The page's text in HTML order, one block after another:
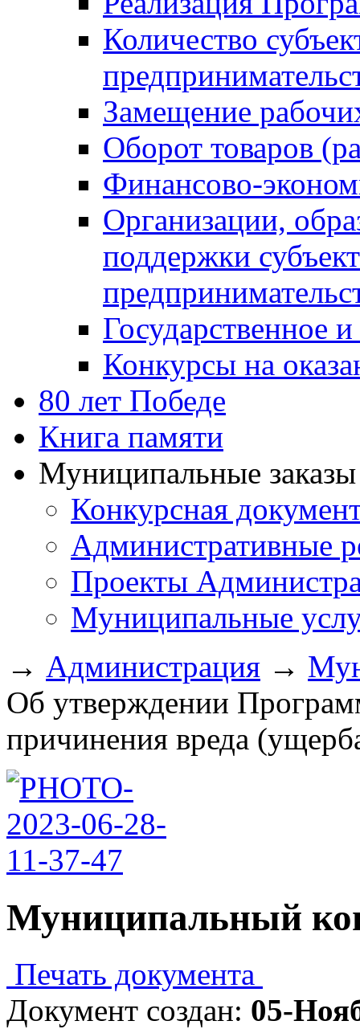
Количество
Замещение
Оборот товаров
Финансово-
Организации,
поддержки
Государственное
Конкурсы на
80 лет Победе
Книга памяти
Муниципальные
Конкурсная
Административные
Проекты
Муниципальные
→ Администрация →
Об утверждении
причинения вреда
Муниципальный
Печать документа
Документ создан: 05-